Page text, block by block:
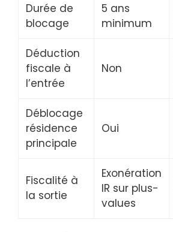
Durée de
blocage
5 ans
minimum
Déduction
fiscale à
l’entrée
Non
Déblocage
résidence
principale
Oui
Fiscalité à
la sortie
Exonération
IR sur plus-
values